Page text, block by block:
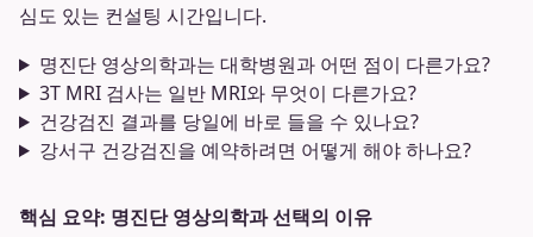
심도 있는 컨설팅 시간입니다.
명진단 영상의학과는 대학병원과 어떤 점이 다른가요?
3T MRI 검사는 일반 MRI와 무엇이 다른가요?
건강검진 결과를 당일에 바로 들을 수 있나요?
강서구 건강검진을 예약하려면 어떻게 해야 하나요?
핵심 요약: 명진단 영상의학과 선택의 이유